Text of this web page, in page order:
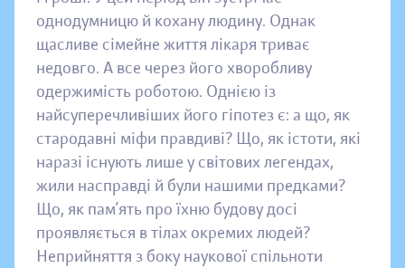
однодумницю й кохану людину. Однак
щасливе сімейне життя лікаря триває
недовго. А все через його хворобливу
одержимість роботою. Однією із
найсуперечливіших його гіпотез є: а що, як
стародавні міфи правдиві? Що, як істоти, які
наразі існують лише у світових легендах,
жили насправді й були нашими предками?
Що, як пам’ять про їхню будову досі
проявляється в тілах окремих людей?
Неприйняття з боку наукової спільноти